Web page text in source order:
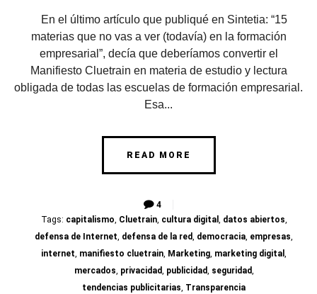
En el último artículo que publiqué en Sintetia: “15
materias que no vas a ver (todavía) en la formación
empresarial”, decía que deberíamos convertir el
Manifiesto Cluetrain en materia de estudio y lectura
obligada de todas las escuelas de formación empresarial.
Esa...
READ MORE
4
Tags: capitalismo, Cluetrain, cultura digital , datos abiertos,
defensa de Internet, defensa de la red, democracia, empresas,
internet, manifiesto cluetrain, Marketing, marketing digital ,
mercados, privacidad, publicidad, seguridad,
tendencias publicitarias, Transparencia